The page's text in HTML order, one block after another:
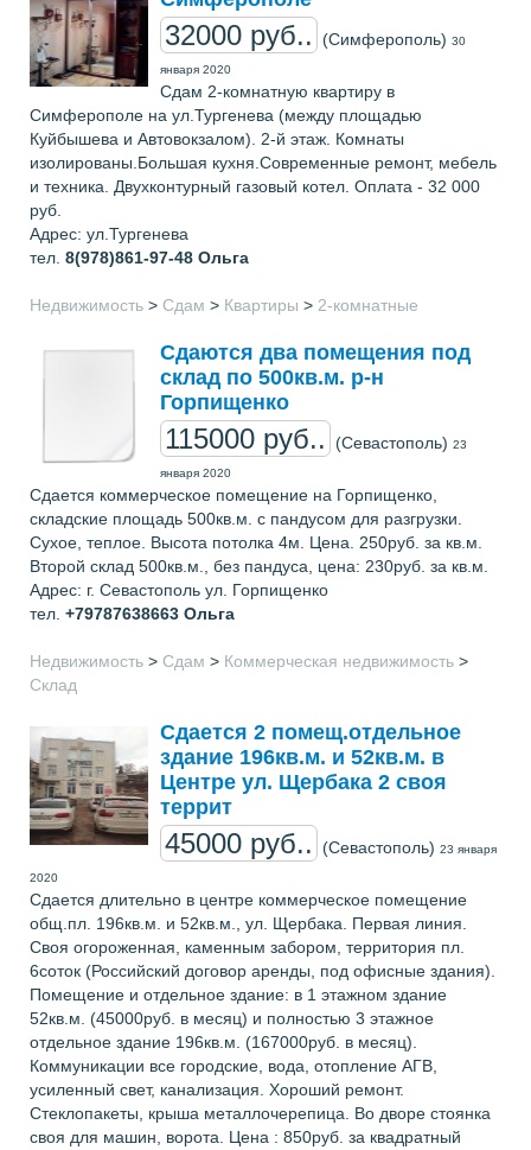
32000 руб.. (Симферополь) 30
января 2020
Сдам 2-комнатную квартиру в
Симферополе на ул.Тургенева (между площадью
Куйбышева и Автовокзалом). 2-й этаж. Комнаты
изолированы.Большая кухня.Современные ремонт, мебель
и техника. Двухконтурный газовый котел. Оплата - 32 000
руб.
Адрес: ул.Тургенева
тел. 8(978)861-97-48 Ольга
Недвижимость > Сдам > Квартиры > 2-комнатные
Сдаются два помещения под
склад по 500кв.м. р-н
Горпищенко
115000 руб.. (Севастополь) 23
января 2020
Сдается коммерческое помещение на Горпищенко,
складские площадь 500кв.м. с пандусом для разгрузки.
Сухое, теплое. Высота потолка 4м. Цена. 250руб. за кв.м.
Второй склад 500кв.м., без пандуса, цена: 230руб. за кв.м.
Адрес: г. Севастополь ул. Горпищенко
тел. +79787638663 Ольга
Недвижимость > Сдам > Коммерческая недвижимость >
Склад
Сдается 2 помещ.отдельное
здание 196кв.м. и 52кв.м. в
Центре ул. Щербака 2 своя
террит
45000 руб.. (Севастополь) 23 января
2020
Сдается длительно в центре коммерческое помещение
общ.пл. 196кв.м. и 52кв.м., ул. Щербака. Первая линия.
Своя огороженная, каменным забором, территория пл.
6соток (Российский договор аренды, под офисные здания).
Помещение и отдельное здание: в 1 этажном здание
52кв.м. (45000руб. в месяц) и полностью 3 этажное
отдельное здание 196кв.м. (167000руб. в месяц).
Коммуникации все городские, вода, отопление АГВ,
усиленный свет, канализация. Хороший ремонт.
Стеклопакеты, крыша металлочерепица. Во дворе стоянка
своя для машин, ворота. Цена : 850руб. за квадратный